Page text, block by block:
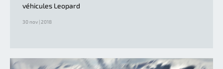
véhicules Leopard
30 nov | 2018